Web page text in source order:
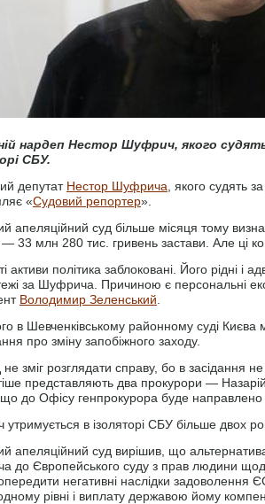
нардеп Нестор Шуфрич, якого
СБУ.
депутат Нестор Шуфрича , якого судять
«Судовий репортер».
апеляційний суд більше місяця тому
33 млн 280 тис. гривень застави. Але ці
активи політика заблоковані. Його рідні і
за Шуфрича. Причиною є персональні
Володимир Зеленський
в Шевченківському районному суді Києва
про зміну запобіжного заходу.
зміг розглядати справу, бо в засідання
представляють два прокурори —
до Офісу генпрокурора буде направлено
в ізоляторі СБУ більше двох
апеляційний суд вирішив, що
до Європейського суду з прав людини
негативні наслідки
рівні і виплату державою йому